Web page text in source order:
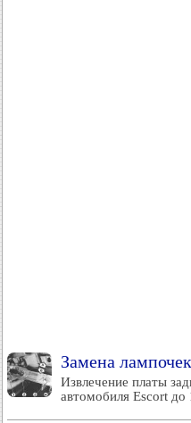
Замена
Извлечение платы
автомобиля Escort